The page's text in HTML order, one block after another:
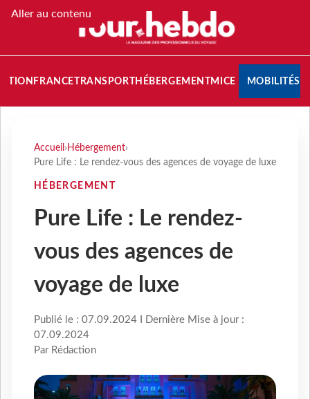
Aller au contenu
FRANCETRANSPORT HÉBERGEMENTMICE MOBILITÉS
Accueil › Hébergement›
Pure Life : Le rendez-vous des agences de voyage de luxe
HÉBERGEMENT
Pure Life : Le rendez-
vous des agences de
voyage de luxe
Publié le : 07.09.2024 I Dernière Mise à jour :
07.09.2024
Par Rédaction